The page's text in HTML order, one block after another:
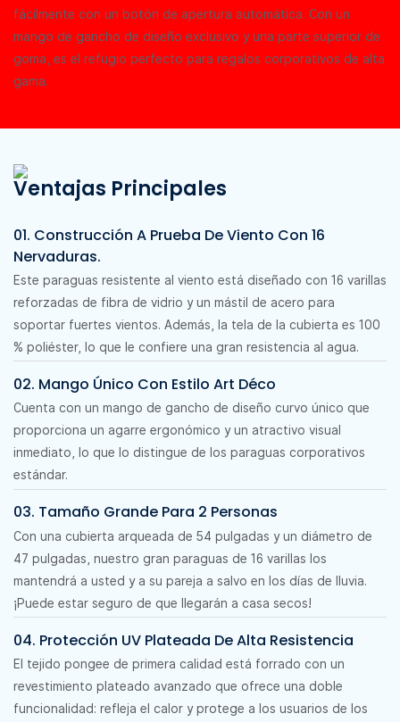
fácilmente con un botón de apertura automática. Con un
mango de gancho de diseño exclusivo y una parte superior de
goma, es el refugio perfecto para regalos corporativos de alta
gama.
Ventajas Principales
01. Construcción A Prueba De Viento Con 16
Nervaduras.
Este paraguas resistente al viento está diseñado con 16 varillas
reforzadas de fibra de vidrio y un mástil de acero para
soportar fuertes vientos. Además, la tela de la cubierta es 100
% poliéster, lo que le confiere una gran resistencia al agua.
02. Mango Único Con Estilo Art Déco
Cuenta con un mango de gancho de diseño curvo único que
proporciona un agarre ergonómico y un atractivo visual
inmediato, lo que lo distingue de los paraguas corporativos
estándar.
03. Tamaño Grande Para 2 Personas
Con una cubierta arqueada de 54 pulgadas y un diámetro de
47 pulgadas, nuestro gran paraguas de 16 varillas los
mantendrá a usted y a su pareja a salvo en los días de lluvia.
¡Puede estar seguro de que llegarán a casa secos!
04. Protección UV Plateada De Alta Resistencia
El tejido pongee de primera calidad está forrado con un
revestimiento plateado avanzado que ofrece una doble
funcionalidad: refleja el calor y protege a los usuarios de los